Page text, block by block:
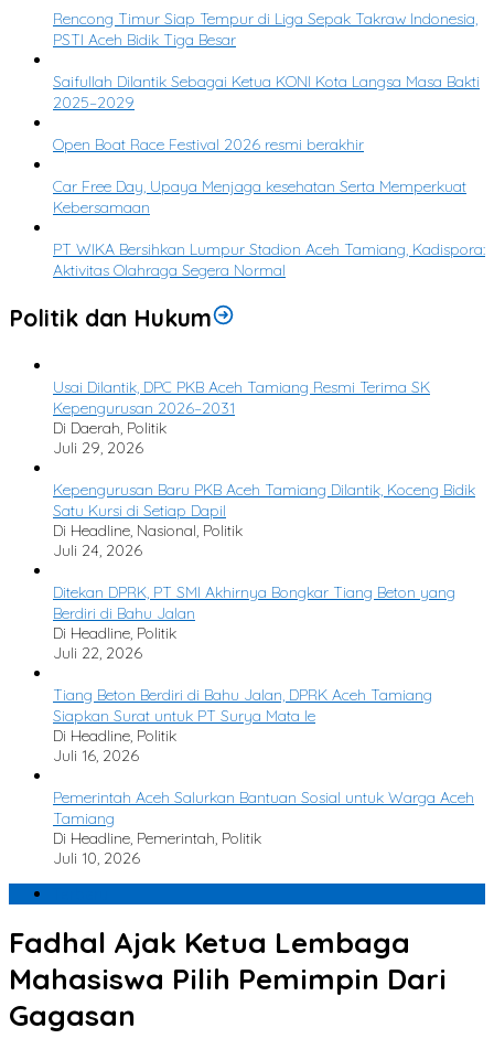
Rencong Timur Siap Tempur di Liga Sepak Takraw Indonesia,
PSTI Aceh Bidik Tiga Besar
Saifullah Dilantik Sebagai Ketua KONI Kota Langsa Masa Bakti
2025–2029
Open Boat Race Festival 2026 resmi berakhir
Car Free Day, Upaya Menjaga kesehatan Serta Memperkuat
Kebersamaan
PT WIKA Bersihkan Lumpur Stadion Aceh Tamiang, Kadispora:
Aktivitas Olahraga Segera Normal
Politik dan Hukum
Usai Dilantik, DPC PKB Aceh Tamiang Resmi Terima SK
Kepengurusan 2026–2031
Di Daerah, Politik
Juli 29, 2026
Kepengurusan Baru PKB Aceh Tamiang Dilantik, Koceng Bidik
Satu Kursi di Setiap Dapil
Di Headline, Nasional, Politik
Juli 24, 2026
Ditekan DPRK, PT SMI Akhirnya Bongkar Tiang Beton yang
Berdiri di Bahu Jalan
Di Headline, Politik
Juli 22, 2026
Tiang Beton Berdiri di Bahu Jalan, DPRK Aceh Tamiang
Siapkan Surat untuk PT Surya Mata Ie
Di Headline, Politik
Juli 16, 2026
Pemerintah Aceh Salurkan Bantuan Sosial untuk Warga Aceh
Tamiang
Di Headline, Pemerintah, Politik
Juli 10, 2026
Fadhal Ajak Ketua Lembaga
Mahasiswa Pilih Pemimpin Dari
Gagasan